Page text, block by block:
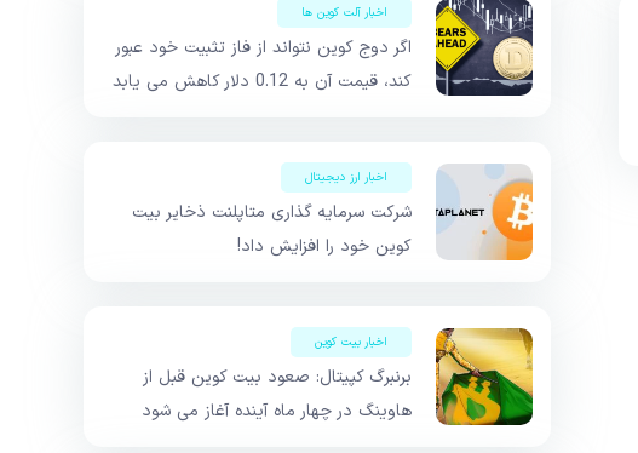
اخبار آلت کوین ها
اگر دوج کوین نتواند از فاز تثبیت خود عبور
کند، قیمت آن به 0.12 دلار کاهش می یابد
اخبار ارز دیجیتال
شرکت سرمایه‌ گذاری متاپلنت ذخایر بیت‌
کوین خود را افزایش داد!
اخبار بیت کوین
برنبرگ کپیتال: صعود بیت کوین قبل از
هاوینگ در چهار ماه آینده آغاز می شود